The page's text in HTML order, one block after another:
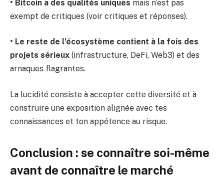
• Bitcoin a des qualités uniques mais n’est pas
exempt de critiques (voir critiques et réponses).
• Le reste de l’écosystème contient à la fois des
projets sérieux (infrastructure, DeFi, Web3) et des
arnaques flagrantes.
La lucidité consiste à accepter cette diversité et à
construire une exposition alignée avec tes
connaissances et ton appétence au risque.
Conclusion : se connaître soi-même
avant de connaître le marché